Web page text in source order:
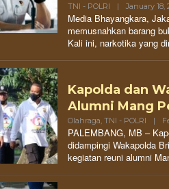
TNI - POLRI | January 18,
Media Bhayangkara,
memusnahkan barang
Kali ini, narkotika yang
Kapolda dan
Alumni Mang
Olahraga TNI - POLRI |
PALEMBANG, MB –
didampingi Wakapolda
kegiatan reuni alumni